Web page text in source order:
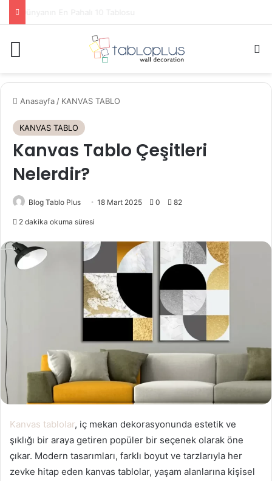
Louvre Müzesinde Görülmesi Gereken Eserler
Anasayfa / KANVAS TABLO
KANVAS TABLO
Kanvas Tablo Çeşitleri
Nelerdir?
Blog Tablo Plus 18 Mart 2025 0 82
2 dakika okuma süresi
Kanvas tablolar, iç mekan dekorasyonunda estetik ve
şıklığı bir araya getiren popüler bir seçenek olarak öne
çıkar. Modern tasarımları, farklı boyut ve tarzlarıyla her
zevke hitap eden kanvas tablolar, yaşam alanlarına kişisel